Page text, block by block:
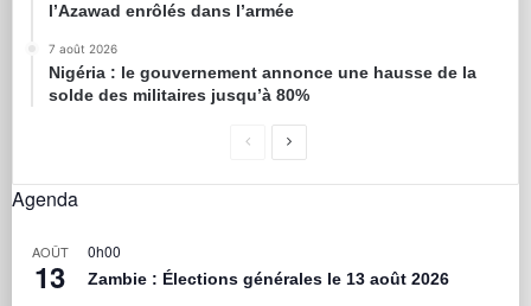
l’Azawad enrôlés dans l’armée
7 août 2026
Nigéria : le gouvernement annonce une hausse de la
solde des militaires jusqu’à 80%
Agenda
AOÛT
13
0h00
Zambie : Élections générales le 13 août 2026